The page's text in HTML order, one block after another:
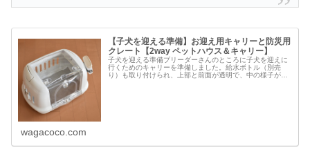
【子犬を迎える準備】お迎え用キャリーと防災用
クレート【2way ペットハウス＆キャリー】
子犬を迎える準備ブリーダーさんのところに子犬を迎えに
行くためのキャリーを準備しました。給水ボトル（別売
り）も取り付けられ、上部と前面が透明で、中の様子が良
wagacoco.com